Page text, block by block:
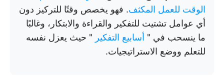
الوقت للعمل المكثف. فهو يخصص وقتًا للتركيز دون
أي عوامل تشتيت للتفكير والقراءة والابتكار، وغالبًا
ما ينسحب في " أسابيع التفكير " حيث يعزل نفسه
للتعلم ووضع الاستراتيجيات.